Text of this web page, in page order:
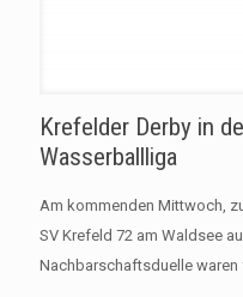
Krefelder Derby in
Wasserballliga
Am kommenden Mittwoch,
SV Krefeld 72 am Waldsee
Nachbarschaftsduelle